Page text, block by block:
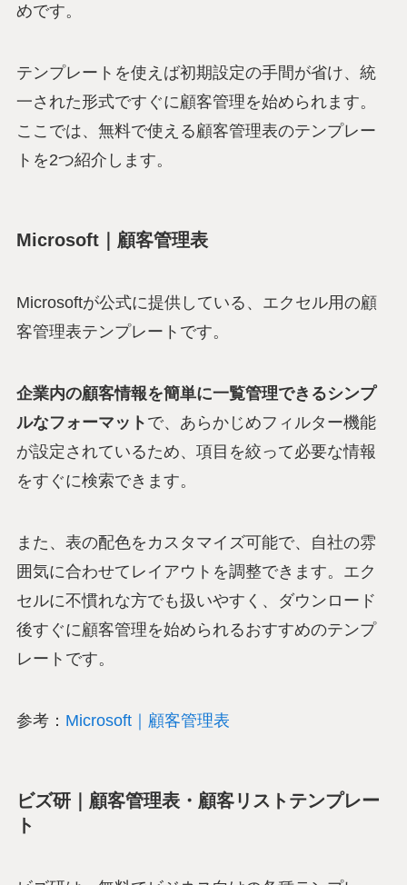
めです。
テンプレートを使えば初期設定の手間が省け、統
一された形式ですぐに顧客管理を始められます。
ここでは、無料で使える顧客管理表のテンプレー
トを2つ紹介します。
Microsoft｜顧客管理表
Microsoftが公式に提供している、エクセル用の顧
客管理表テンプレートです。
企業内の顧客情報を簡単に一覧管理できるシンプ
ルなフォーマット で、あらかじめフィルター機能
が設定されているため、項目を絞って必要な情報
をすぐに検索できます。
また、表の配色をカスタマイズ可能で、自社の雰
囲気に合わせてレイアウトを調整できます。エク
セルに不慣れな方でも扱いやすく、ダウンロード
後すぐに顧客管理を始められるおすすめのテンプ
レートです。
参考： Microsoft｜顧客管理表
ビズ研｜顧客管理表・顧客リストテンプレー
ト